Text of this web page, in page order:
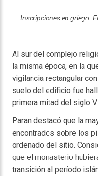
Inscripciones en griego.
Al sur del complejo
la misma época, en la
vigilancia rectangular
suelo del edificio fue
primera mitad del siglo
Paran destacó que la
encontrados sobre los
ordenado del sitio.
que el monasterio
transición al período